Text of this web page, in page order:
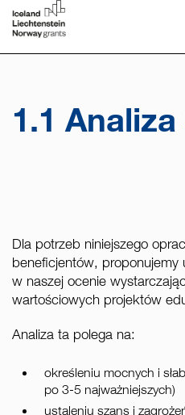
1.1 Analiza
Dla potrzeb niniejszego
beneficjentów, proponujemy
w naszej ocenie
wartościowych projektów
Analiza ta polega na:
określeniu mocnych i
po 3-5 najważniejszych)
ustaleniu szans i